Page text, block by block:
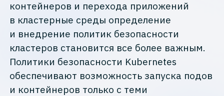
контейнеров и перехода приложений
в кластерные среды определение
и внедрение политик безопасности
кластеров становится все более важным.
Политики безопасности Kubernetes
обеспечивают возможность запуска подов
и контейнеров только с теми